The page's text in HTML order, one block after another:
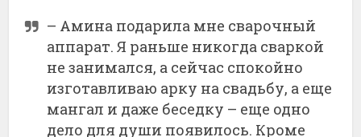
– Амина подарила мне сварочный
аппарат. Я раньше никогда сваркой
не занимался, а сейчас спокойно
изготавливаю арку на свадьбу, а еще
мангал и даже беседку – еще одно
дело для души появилось. Кроме